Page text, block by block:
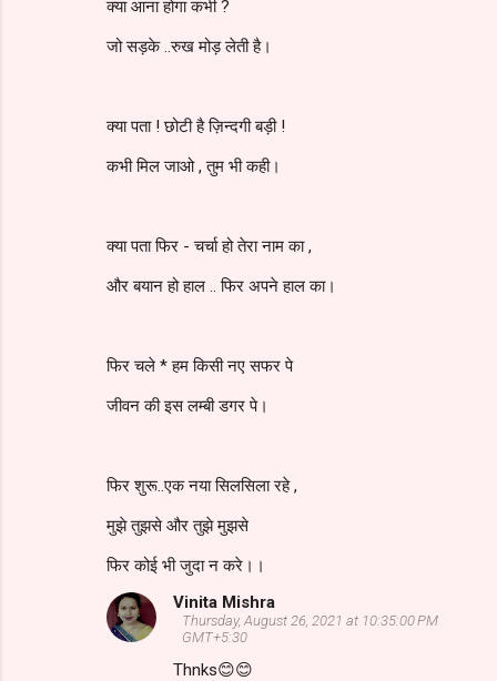
क्या आना होगा कभी ?
जो सड़के ..रुख मोड़ लेती है।
क्या पता ! छोटी है ज़िन्दगी बड़ी !
कभी मिल जाओ , तुम भी कही।
क्या पता फिर - चर्चा हो तेरा नाम का ,
और बयान हो हाल .. फिर अपने हाल का।
फिर चले * हम किसी नए सफर पे
जीवन की इस लम्बी डगर पे।
फिर शुरू..एक नया सिलसिला रहे ,
मुझे तुझसे और तुझे मुझसे
फिर कोई भी जुदा न करे।।
Vinita Mishra
Thursday, August 26, 2021 at 10:35:00 PM
GMT+5:30
Thnks😊😊